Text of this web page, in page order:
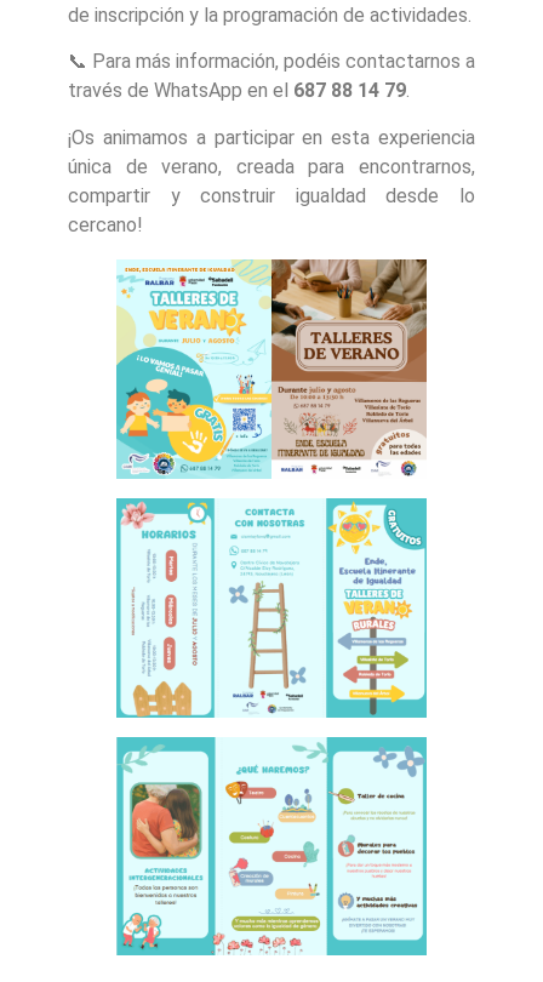
de inscripción y la programación de actividades.
📞 Para más información, podéis contactarnos a
través de WhatsApp en el 687 88 14 79.
¡Os animamos a participar en esta experiencia
única de verano, creada para encontrarnos,
compartir y construir igualdad desde lo
cercano!